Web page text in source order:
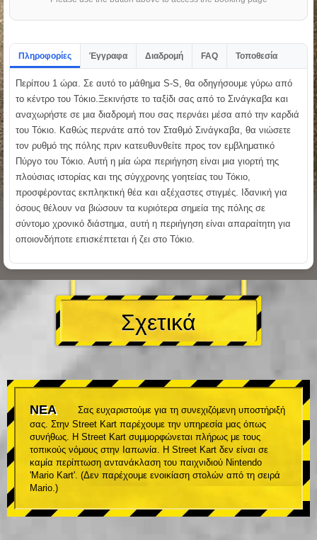
Πληροφορίες Έγγραφα Διαδρομή FAQ Τοποθεσία
Περίπου 1 ώρα. Σε αυτό το μάθημα S-S, θα οδηγήσουμε γύρω από
το κέντρο του Τόκιο.Ξεκινήστε το ταξίδι σας από το Σινάγκαβα και
αναχωρήστε σε μια διαδρομή που σας περνάει μέσα από την καρδιά
του Τόκιο. Καθώς περνάτε από τον Σταθμό Σινάγκαβα, θα νιώσετε
τον ρυθμό της πόλης πριν κατευθυνθείτε προς τον εμβληματικό
Πύργο του Τόκιο. Αυτή η μία ώρα περιήγηση είναι μια γιορτή της
πλούσιας ιστορίας και της σύγχρονης γοητείας του Τόκιο,
προσφέροντας εκπληκτική θέα και αξέχαστες στιγμές. Ιδανική για
όσους θέλουν να βιώσουν τα κυριότερα σημεία της πόλης σε
σύντομο χρονικό διάστημα, αυτή η περιήγηση είναι απαραίτητη για
οποιονδήποτε επισκέπτεται ή ζει στο Τόκιο.
Σχετικά
ΝΕΑ
Σας ευχαριστούμε για τη συνεχιζόμενη υποστήριξή
σας. Στην Street Kart παρέχουμε την υπηρεσία μας όπως
συνήθως. Η Street Kart συμμορφώνεται πλήρως με τους
τοπικούς νόμους στην Ιαπωνία. Η Street Kart δεν είναι σε
καμία περίπτωση αντανάκλαση του παιχνιδιού Nintendo
'Mario Kart'. (Δεν παρέχουμε ενοικίαση στολών από τη σειρά
Mario.)